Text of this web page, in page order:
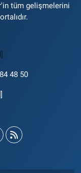
tüm gelişmelerini
48 50